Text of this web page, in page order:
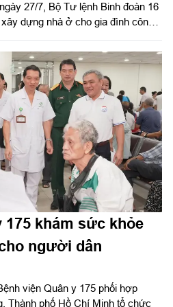
27/7, Bộ Tư lệnh Binh đoàn 16
dựng nhà ở cho gia đình công
nhà ở. Dự buổi lễ có Đại tá Lại
trị Binh đoàn 16; đại diện các cơ
lãnh đạo, chỉ huy Đoàn Kinh tế -
175 khám sức khỏe
người dân
viện Quân y 175 phối hợp
Thành phố Hồ Chí Minh tổ chức